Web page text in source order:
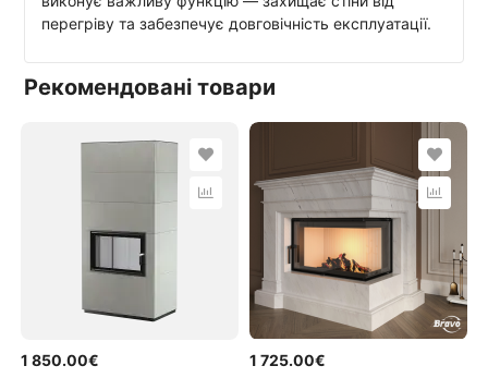
перегріву та забезпечує довговічність експлуатації.
Рекомендовані товари
1 850.00€ 1 725.00€